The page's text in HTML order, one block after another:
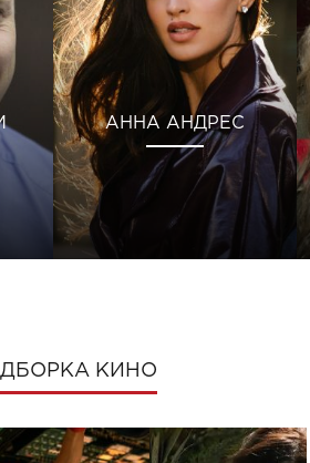
АННА АНДРЕС
КИНО